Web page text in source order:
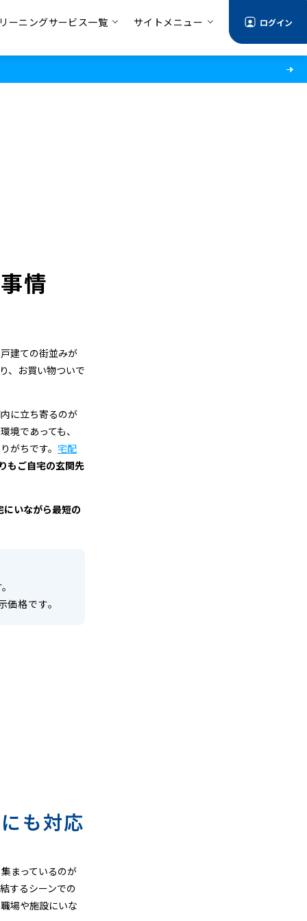
ーニングサービス一覧 サイトメニュー ログイン
情
建ての街並みが
、お買い物ついで
に立ち寄るのが
境であっても、
がちです。 宅配
もご自宅の玄関先
にいながら最短の
価格です。
も対応
まっているのが
するシーンでの
場や施設にいな